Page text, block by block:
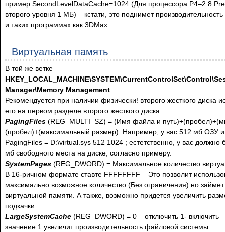
пример SecondLevelDataCache=1024 (Для процессора P4–2.8
второго уровня 1 МБ) – кстати, это поднимет
и таких программах как 3DMax.
Виртуальная память
В той же ветке
Manager\Memory Management
Рекомендуется при наличии физически! второго жесткого диска
его на первом разделе второго жесткого диска.
PagingFiles (REG_MULTI_SZ) = (Имя файла и
(пробел)+(максимальный размер). Например, у вас 512 мб ОЗУ
PagingFiles = D:\virtual.sys 512 1024 ; естетственно, у вас должно
мб свободного места на диске, согласно примеру.
SystemPages (REG_DWORD) = Максимальное количество
В 16-ричном формате ставте FFFFFFFF – Это позволит
максимально возможное количество (Без ограничения) но
виртуальной памяти. А также, возможно придется увеличить
подкачки.
LargeSystemCache (REG_DWORD) = 0 – отключить 1- включить
значение 1 увеличит производительность файловой системы....